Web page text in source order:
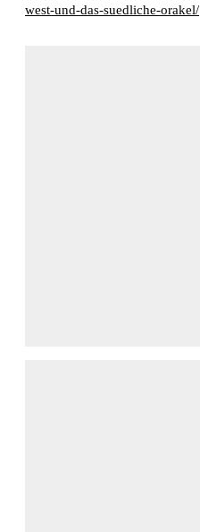
west-und-das-suedliche-orakel/